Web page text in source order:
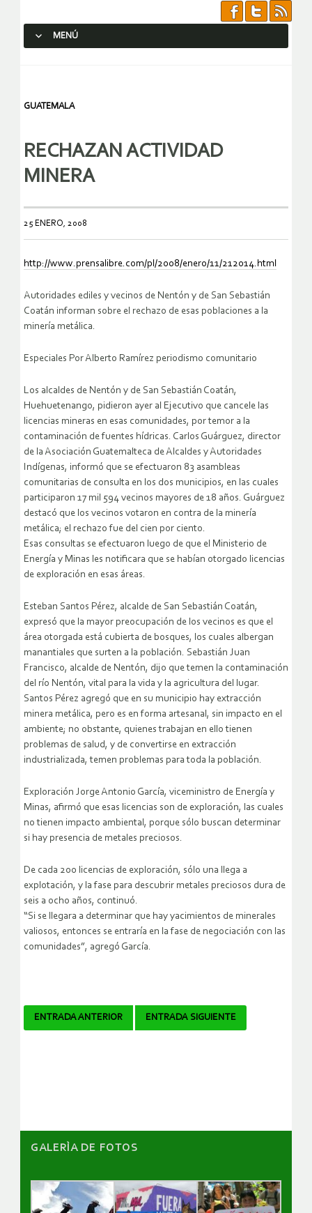
MENÚ
GUATEMALA
RECHAZAN ACTIVIDAD
MINERA
25 ENERO, 2008
http://www.prensalibre.com/pl/2008/enero/11/212014.html
Autoridades ediles y vecinos de Nentón y de San Sebastián
Coatán informan sobre el rechazo de esas poblaciones a la
minería metálica.
Especiales Por Alberto Ramírez periodismo comunitario
Los alcaldes de Nentón y de San Sebastián Coatán,
Huehuetenango, pidieron ayer al Ejecutivo que cancele las
licencias mineras en esas comunidades, por temor a la
contaminación de fuentes hídricas. Carlos Guárguez, director
de la Asociación Guatemalteca de Alcaldes y Autoridades
Indígenas, informó que se efectuaron 83 asambleas
comunitarias de consulta en los dos municipios, en las cuales
participaron 17 mil 594 vecinos mayores de 18 años. Guárguez
destacó que los vecinos votaron en contra de la minería
metálica; el rechazo fue del cien por ciento.
Esas consultas se efectuaron luego de que el Ministerio de
Energía y Minas les notificara que se habían otorgado licencias
de exploración en esas áreas.
Esteban Santos Pérez, alcalde de San Sebastián Coatán,
expresó que la mayor preocupación de los vecinos es que el
área otorgada está cubierta de bosques, los cuales albergan
manantiales que surten a la población. Sebastián Juan
Francisco, alcalde de Nentón, dijo que temen la contaminación
del río Nentón, vital para la vida y la agricultura del lugar.
Santos Pérez agregó que en su municipio hay extracción
minera metálica, pero es en forma artesanal, sin impacto en el
ambiente; no obstante, quienes trabajan en ello tienen
problemas de salud, y de convertirse en extracción
industrializada, temen problemas para toda la población.
Exploración Jorge Antonio García, viceministro de Energía y
Minas, afirmó que esas licencias son de exploración, las cuales
no tienen impacto ambiental, porque sólo buscan determinar
si hay presencia de metales preciosos.
De cada 200 licencias de exploración, sólo una llega a
explotación, y la fase para descubrir metales preciosos dura de
seis a ocho años, continuó.
“Si se llegara a determinar que hay yacimientos de minerales
valiosos, entonces se entraría en la fase de negociación con las
comunidades”, agregó García.
Navegador
ENTRADA ANTERIOR ENTRADA SIGUIENTE
GALERÌA DE FOTOS